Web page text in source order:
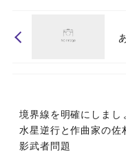
境界線を明確にしまし
水星逆行と作曲家の佐
影武者問題